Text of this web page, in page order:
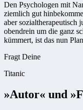
Den Psychologen mit
ziemlich gut
aber sozialtherapeutisch
obendrein um die ganz
kümmert, ist das nun
Fragt Deine
Titanic
»Autor« und